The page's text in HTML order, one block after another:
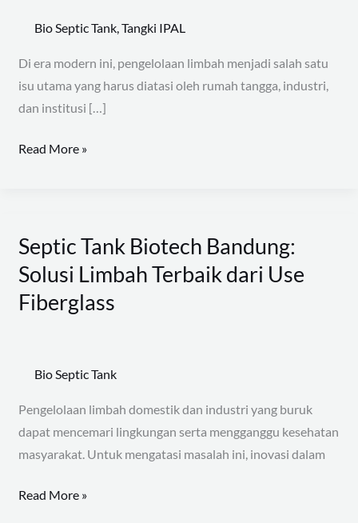
Bio Septic Tank,Tangki IPAL
Di era modern ini, pengelolaan limbah menjadi salah satu
isu utama yang harus diatasi oleh rumah tangga, industri,
dan institusi […]
IPAL
Terbaik
untuk
Solusi
Read More »
Septic Tank Biotech Bandung:
Solusi Limbah Terbaik dari Use
Fiberglass
Bio Septic Tank
Pengelolaan limbah domestik dan industri yang buruk
dapat mencemari lingkungan serta mengganggu kesehatan
masyarakat. Untuk mengatasi masalah ini, inovasi dalam
Septic
Tank
Biotech
Bandung:
Terbaik
Fiberglass
Read More »